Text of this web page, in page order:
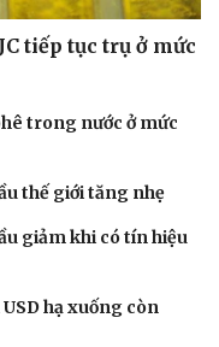
tiếp tục trụ ở mức
trong nước ở mức
thế giới tăng nhẹ
giảm khi có tín hiệu
hạ xuống còn